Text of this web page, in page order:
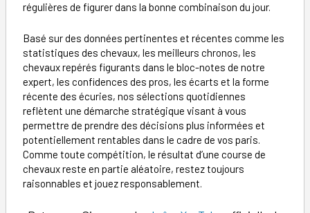
régulières de figurer dans la bonne combinaison du jour.
Basé sur des données pertinentes et récentes comme les
statistiques des chevaux, les meilleurs chronos, les
chevaux repérés figurants dans le bloc-notes de notre
expert, les confidences des pros, les écarts et la forme
récente des écuries, nos sélections quotidiennes
reflètent une démarche stratégique visant à vous
permettre de prendre des décisions plus informées et
potentiellement rentables dans le cadre de vos paris.
Comme toute compétition, le résultat d’une course de
chevaux reste en partie aléatoire, restez toujours
raisonnables et jouez responsablement.